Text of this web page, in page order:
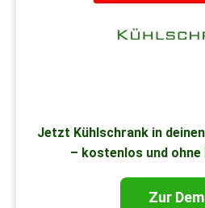
Jetzt Kühlschrank in
– kostenlos und
Zur